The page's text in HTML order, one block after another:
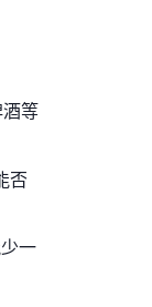
等
否
一